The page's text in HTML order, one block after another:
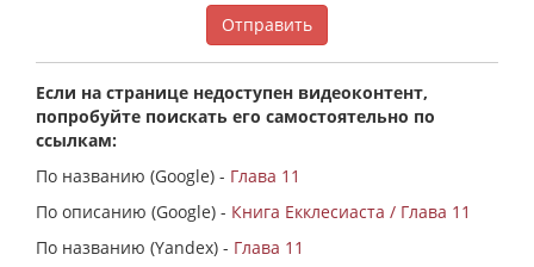
Отправить
Если на странице недоступен видеоконтент,
попробуйте поискать его самостоятельно по
ссылкам:
По названию (Google) - Глава 11
По описанию (Google) - Книга Екклесиаста / Глава 11
По названию (Yandex) - Глава 11